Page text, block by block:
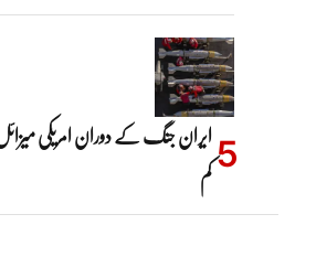
ایران جنگ کے دوران امریکی
کم